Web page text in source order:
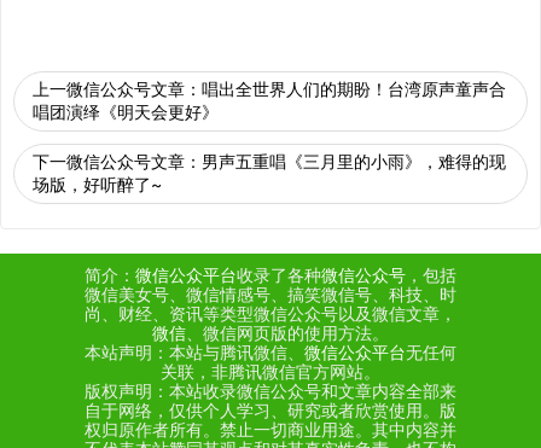
上一微信公众号文章： 唱出全世界人们的期盼！台湾原声童声合
唱团演绎《明天会更好》
下一微信公众号文章： 男声五重唱《三月里的小雨》，难得的现
场版，好听醉了~
简介： 微信公众平台收录了各种微信公众号 ，包括
微信美女号、微信情感号、搞笑微信号、科技、时
尚、财经、资讯等类型微信公众号以及微信文章，
微信 、微信网页版的使用方法。
本站声明：本站与腾讯微信、 微信公众平台无任何
关联，非腾讯微信官方网站。
版权声明：本站收录微信公众号和文章内容全部来
自于网络，仅供个人学习、研究或者欣赏使用。版
权归原作者所有。禁止一切商业用途。其中内容并